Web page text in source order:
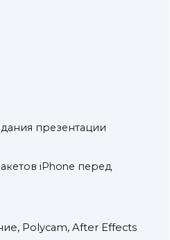
презентации
iPhone перед
Polycam, After Effects